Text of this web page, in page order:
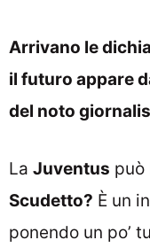
Arrivano le
il futuro appare
del noto
La Juventus può
Scudetto? È un
ponendo un po’